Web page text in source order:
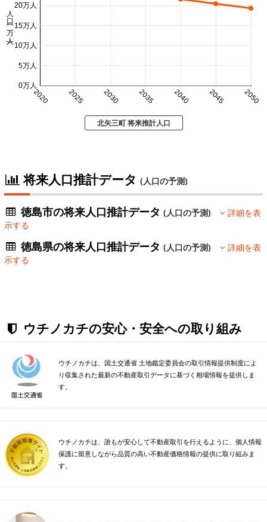
2020 2025 2030 2035 2040 2045 2050
0万人
5万人
10万人
15万人
20万人
人口 (万人)
北矢三町 将来推計人口
将来人口推計データ (人口の予測)
徳島市の将来人口推計データ(人口の予測)
詳細を表
示する
徳島県の将来人口推計データ(人口の予測)
詳細を表
示する
ウチノカチの安心・安全への取り組み
ウチノカチは、国土交通省 土地鑑定委員会の取引情報提供制度によ
り収集された最新の不動産取引データに基づく相場情報を提供しま
す。
ウチノカチは、誰もが安心して不動産取引を行えるように、個人情報
保護に留意しながら品質の高い不動産価格情報の提供に取り組みま
す。